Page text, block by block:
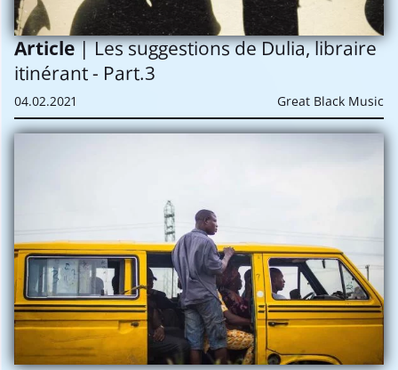
Article| Les suggestions de Dulia, libraire
itinérant - Part.3
04.02.2021 Great Black Music